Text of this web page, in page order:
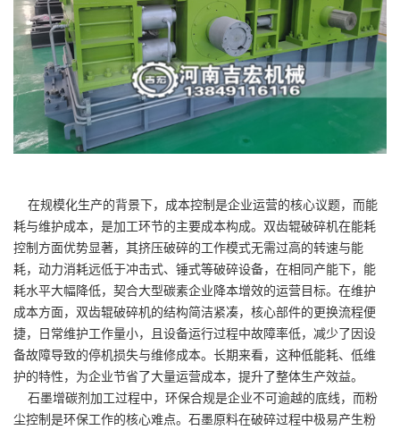
在规模化生产的背景下，成本控制是企业运营的核心议题，而能
耗与维护成本，是加工环节的主要成本构成。双齿辊破碎机在能耗
控制方面优势显著，其挤压破碎的工作模式无需过高的转速与能
耗，动力消耗远低于冲击式、锤式等破碎设备，在相同产能下，能
耗水平大幅降低，契合大型碳素企业降本增效的运营目标。在维护
成本方面，双齿辊破碎机的结构简洁紧凑，核心部件的更换流程便
捷，日常维护工作量小，且设备运行过程中故障率低，减少了因设
备故障导致的停机损失与维修成本。长期来看，这种低能耗、低维
护的特性，为企业节省了大量运营成本，提升了整体生产效益。
石墨增碳剂加工过程中，环保合规是企业不可逾越的底线，而粉
尘控制是环保工作的核心难点。石墨原料在破碎过程中极易产生粉